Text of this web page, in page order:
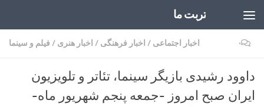
تربت ما
اخبار اجتماعی / اخبار فرهنگی / اخبار هنری / فیلم و سینما ۰
داوود رشیدی بازیگر سینما، تئاتر و تلویزیون
ایران صبح امروز -جمعه پنجم شهریور ماه-